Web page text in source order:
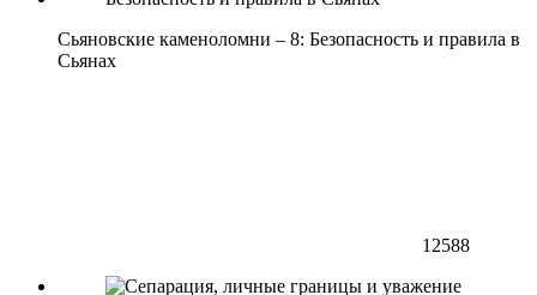
Сьяновские каменоломни – 8: Безопасность и правила в
Сьянах
12588